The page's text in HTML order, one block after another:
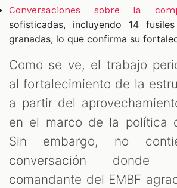
Conversaciones sobre la
sofisticadas, incluyendo 14
granadas, lo que confirma su
Como se ve, el trabajo
al fortalecimiento de la
a partir del
en el marco de la política
Sin embargo, no
conversación donde
comandante del EMBF